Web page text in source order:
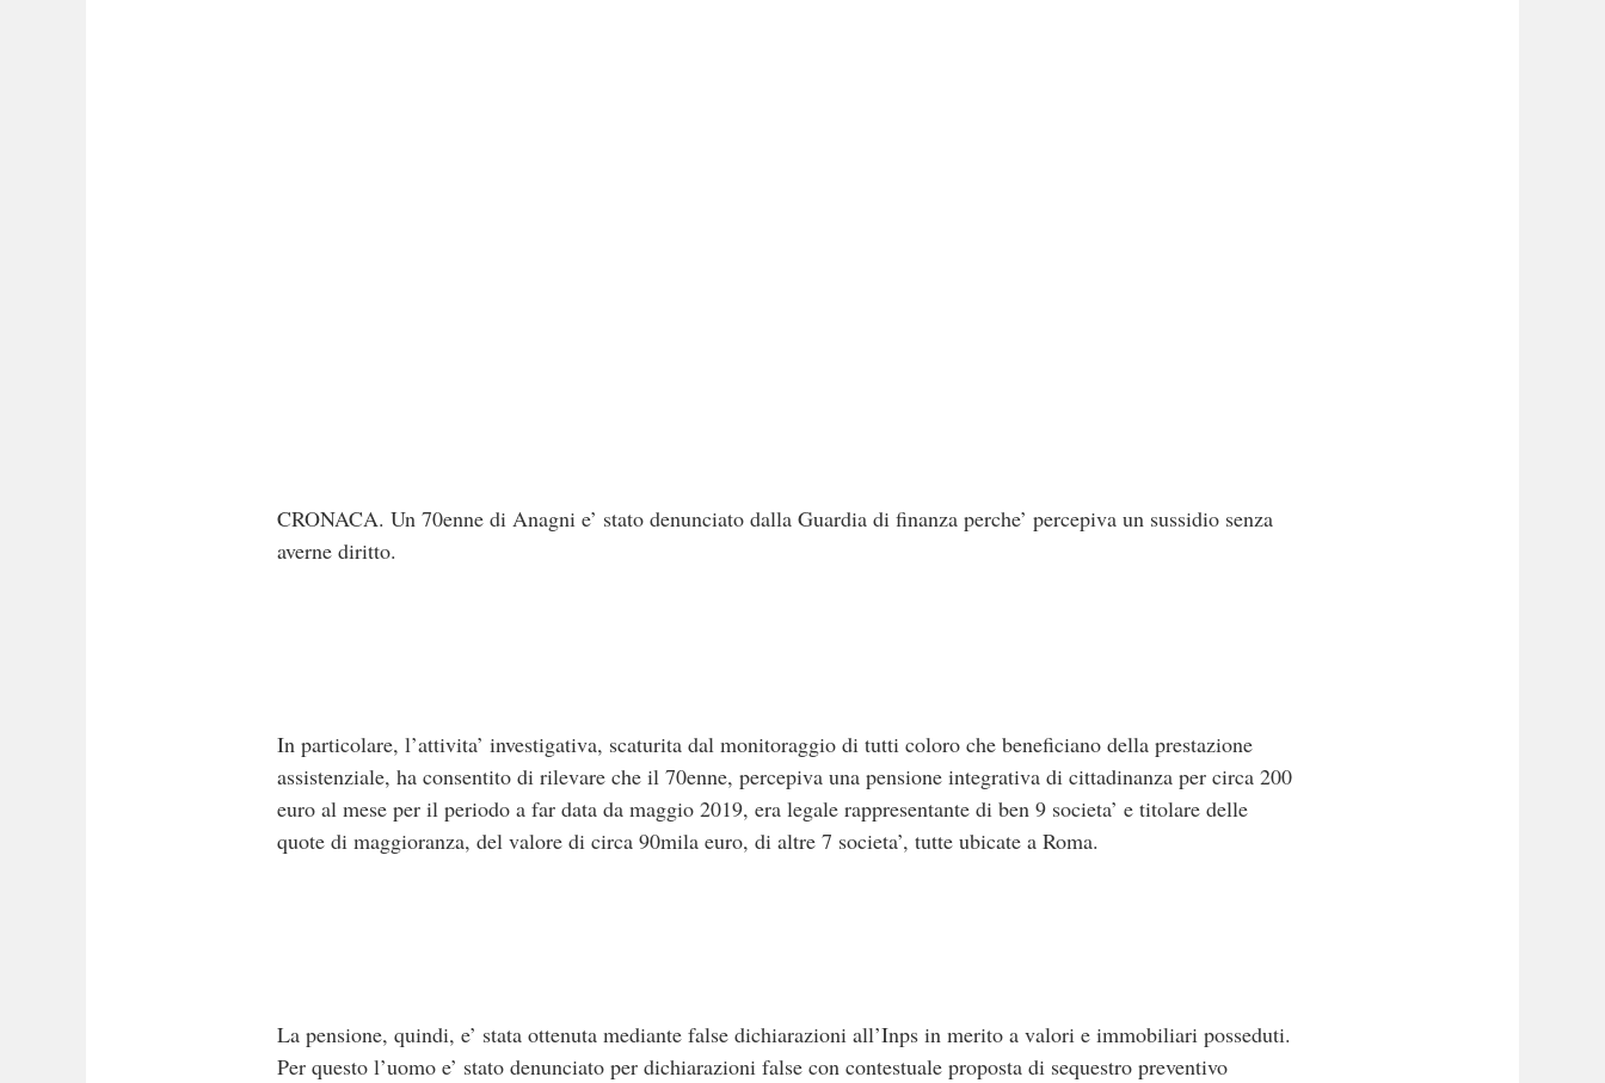
CRONACA. Un 70enne di Anagni e’ stato denunciato dalla Guardia di finanza perche’ percepiva un sussidio senza
averne diritto.
In particolare, l’attivita’ investigativa, scaturita dal monitoraggio di tutti coloro che beneficiano della prestazione
assistenziale, ha consentito di rilevare che il 70enne, percepiva una pensione integrativa di cittadinanza per circa 200
euro al mese per il periodo a far data da maggio 2019, era legale rappresentante di ben 9 societa’ e titolare delle
quote di maggioranza, del valore di circa 90mila euro, di altre 7 societa’, tutte ubicate a Roma.
La pensione, quindi, e’ stata ottenuta mediante false dichiarazioni all’Inps in merito a valori e immobiliari posseduti.
Per questo l’uomo e’ stato denunciato per dichiarazioni false con contestuale proposta di sequestro preventivo